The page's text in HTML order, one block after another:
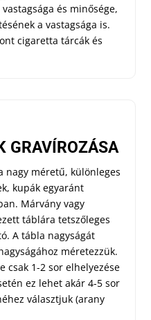
és minősége,
a vastagsága is.
cigaretta tárcák és
GRAVÍROZÁSA
nagy méretű, különleges
kupák egyaránt
Márvány vagy
táblára tetszőleges
A tábla nagyságát
méretezzük.
csak 1-2 sor elhelyezése
ez lehet akár 4-5 sor
választjuk (arany